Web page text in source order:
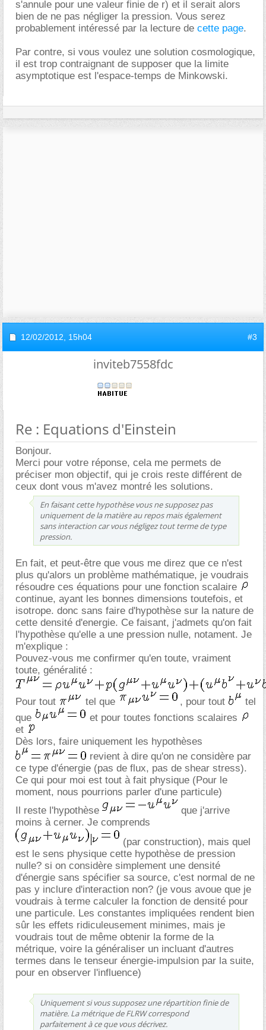
s'annule pour une valeur finie de r) et il serait alors
bien de ne pas négliger la pression. Vous serez
probablement intéressé par la lecture de cette page.
Par contre, si vous voulez une solution cosmologique,
il est trop contraignant de supposer que la limite
asymptotique est l'espace-temps de Minkowski.
12/02/2012, 15h04 #3
inviteb7558fdc
Re : Equations d'Einstein
Bonjour.
Merci pour votre réponse, cela me permets de
préciser mon objectif, qui je crois reste différent de
ceux dont vous m'avez montré les solutions.
En faisant cette hypothèse vous ne supposez pas
uniquement de la matière au repos mais également
sans interaction car vous négligez tout terme de type
pression.
En fait, et peut-être que vous me direz que ce n'est
plus qu'alors un problème mathématique, je voudrais
résoudre ces équations pour une fonction scalaire
continue, ayant les bonnes dimensions toutefois, et
isotrope. donc sans faire d'hypothèse sur la nature de
cette densité d'energie. Ce faisant, j'admets qu'on fait
l'hypothèse qu'elle a une pression nulle, notament. Je
m'explique :
Pouvez-vous me confirmer qu'en toute, vraiment
toute, généralité :
Pour tout tel que , pour tout
tel
que
et pour toutes fonctions scalaires
et
Dès lors, faire uniquement les hypothèses
revient à dire qu'on ne considère par
ce type d'énergie (pas de flux, pas de shear stress).
Ce qui pour moi est tout à fait physique (Pour le
moment, nous pourrions parler d'une particule)
Il reste l'hypothèse
que j'arrive
moins à cerner. Je comprends
(par construction), mais quel
est le sens physique cette hypothèse de pression
nulle? si on considère simplement une densité
d'énergie sans spécifier sa source, c'est normal de ne
pas y inclure d'interaction non? (je vous avoue que je
voudrais à terme calculer la fonction de densité pour
une particule. Les constantes impliquées rendent bien
sûr les effets ridiculeusement minimes, mais je
voudrais tout de même obtenir la forme de la
métrique, voire la généraliser un incluant d'autres
termes dans le tenseur énergie-impulsion par la suite,
pour en observer l'influence)
Uniquement si vous supposez une répartition finie de
matière. La métrique de FLRW correspond
parfaitement à ce que vous décrivez.